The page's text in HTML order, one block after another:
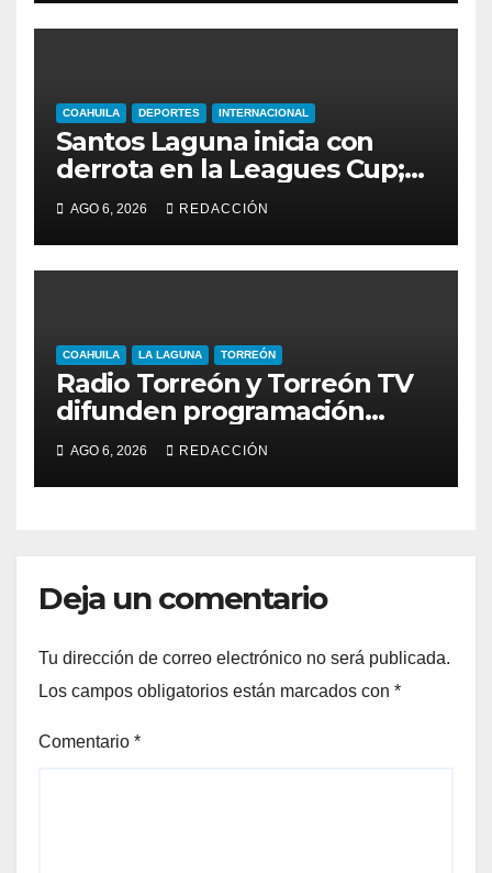
COAHUILA DEPORTES INTERNACIONAL
Santos Laguna inicia con
derrota en la Leagues Cup;
cae 2-0 ante New York City
FCAGO 6, 2026 REDACCIÓN
COAHUILA LA LAGUNA TORREÓN
Radio Torreón y Torreón TV
difunden programación
especial por la Semana
Mundial de la Lactancia
Materna
AGO 6, 2026 REDACCIÓN
Deja un comentario
Tu dirección de correo electrónico no será publicada.
Los campos obligatorios están marcados con *
Comentario *